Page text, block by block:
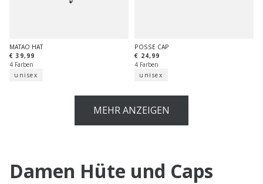
MATAO HAT
€ 39,99
4 Farben
unisex
POSSE CAP
€ 24,99
4 Farben
unisex
MEHR ANZEIGEN
Damen Hüte und Caps